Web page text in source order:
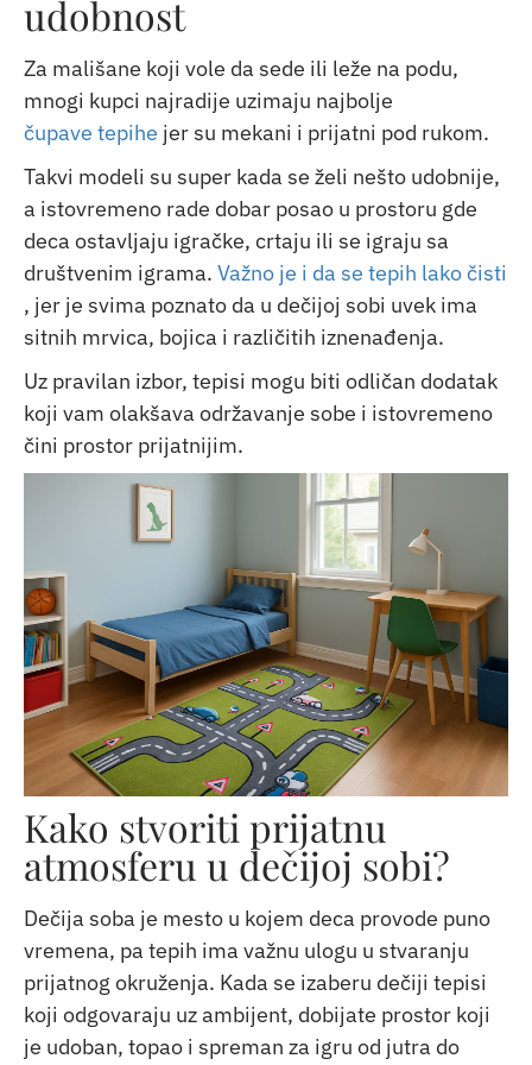
udobnost
Za mališane koji vole da sede ili leže na podu,
mnogi kupci najradije uzimaju najbolje
čupave tepihe jer su mekani i prijatni pod rukom.
Takvi modeli su super kada se želi nešto udobnije,
a istovremeno rade dobar posao u prostoru gde
deca ostavljaju igračke, crtaju ili se igraju sa
društvenim igrama. Važno je i da se tepih lako čisti
, jer je svima poznato da u dečijoj sobi uvek ima
sitnih mrvica, bojica i različitih iznenađenja.
Uz pravilan izbor, tepisi mogu biti odličan dodatak
koji vam olakšava održavanje sobe i istovremeno
čini prostor prijatnijim.
Kako stvoriti prijatnu
atmosferu u dečijoj sobi?
Dečija soba je mesto u kojem deca provode puno
vremena, pa tepih ima važnu ulogu u stvaranju
prijatnog okruženja. Kada se izaberu dečiji tepisi
koji odgovaraju uz ambijent, dobijate prostor koji
je udoban, topao i spreman za igru od jutra do